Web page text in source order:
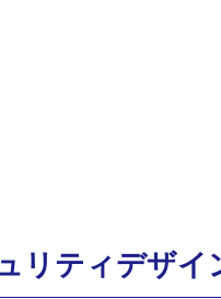
リティデザイ